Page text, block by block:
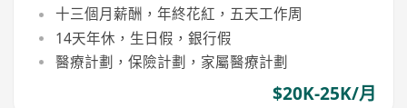
十三個月薪酬，年終花紅，五天工作周
14天年休，生日假，銀行假
醫療計劃，保險計劃，家屬醫療計劃
$20K-25K/月